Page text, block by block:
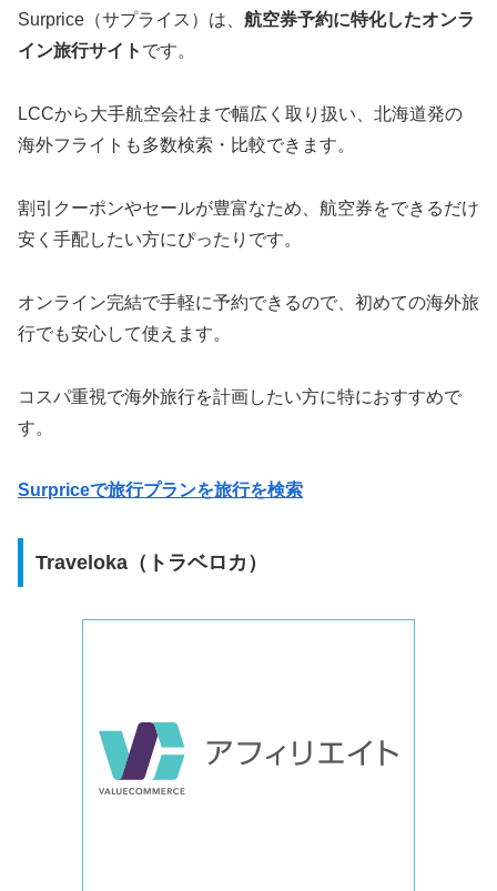
Surprice（サプライス）は、 航空券予約に特化したオンラ
イン旅行サイト です。
LCCから大手航空会社まで幅広く取り扱い、北海道発の
海外フライトも多数検索・比較できます。
割引クーポンやセールが豊富なため、航空券をできるだけ
安く手配したい方にぴったりです。
オンライン完結で手軽に予約できるので、初めての海外旅
行でも安心して使えます。
コスパ重視で海外旅行を計画したい方に特におすすめで
す。
Surpriceで旅行プランを旅行を検索
Traveloka（トラベロカ）